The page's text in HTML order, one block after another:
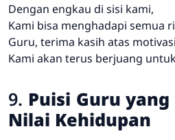
Dengan engkau di sisi kami,
Kami bisa menghadapi semua
Guru, terima kasih atas
Kami akan terus berjuang
9. Puisi Guru
Nilai Kehidupan